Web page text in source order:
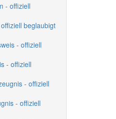
- offiziell
beglaubigt
- offiziell
- offiziell
- offiziell
- offiziell